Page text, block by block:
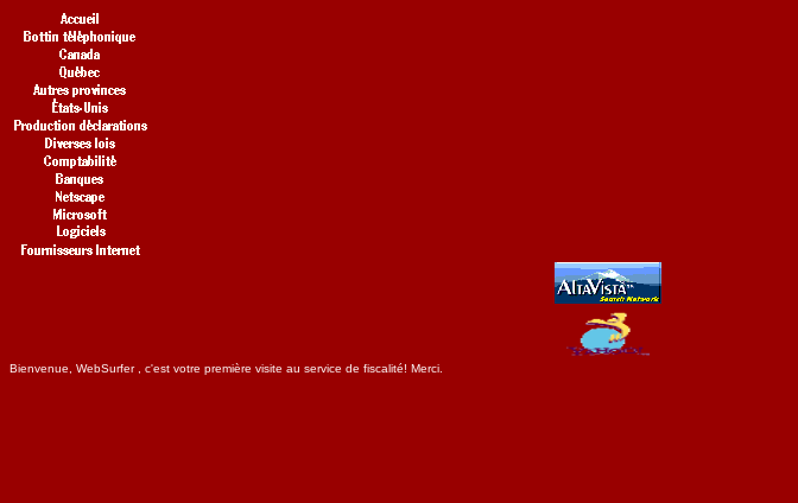
Bienvenue, WebSurfer , c'est votre première visite au service de fiscalité! Merci.